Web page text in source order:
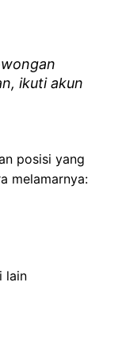
ikuti akun
posisi yang
melamarnya:
lain